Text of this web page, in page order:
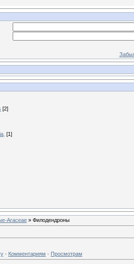
[2]
[1]
Araceae » Филодендроны
· Комментариям · Просмотрам